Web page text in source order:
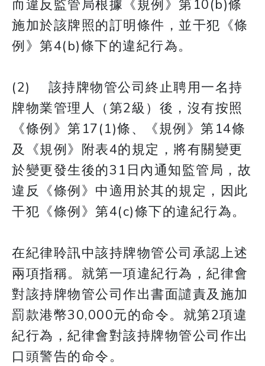
而違反監管局根據《規例》第10(b)條
施加於該牌照的訂明條件，並干犯《條
例》第4(b)條下的違紀行為。
(2) 該持牌物管公司終止聘用一名持
牌物業管理人（第2級）後，沒有按照
《條例》第17(1)條、《規例》第14條
及《規例》附表4的規定，將有關變更
於變更發生後的31日內通知監管局，故
違反《條例》中適用於其的規定，因此
干犯《條例》第4(c)條下的違紀行為。
在紀律聆訊中該持牌物管公司承認上述
兩項指稱。就第一項違紀行為，紀律會
對該持牌物管公司作出書面譴責及施加
罰款港幣30,000元的命令。就第2項違
紀行為，紀律會對該持牌物管公司作出
口頭警告的命令。